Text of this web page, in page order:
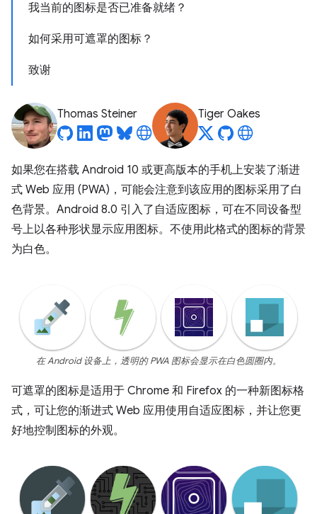
我当前的图标是否已准备就绪？
如何采用可遮罩的图标？
致谢
Thomas Steiner Tiger Oakes
如果您在搭载 Android 10 或更高版本的手机上安装了渐进
式 Web 应用 (PWA)，可能会注意到该应用的图标采用了白
色背景。Android 8.0 引入了自适应图标，可在不同设备型
号上以各种形状显示应用图标。不使用此格式的图标的背景
为白色。
在 Android 设备上，透明的 PWA 图标会显示在白色圆圈内。
可遮罩的图标是适用于 Chrome 和 Firefox 的一种新图标格
式，可让您的渐进式 Web 应用使用自适应图标，并让您更
好地控制图标的外观。